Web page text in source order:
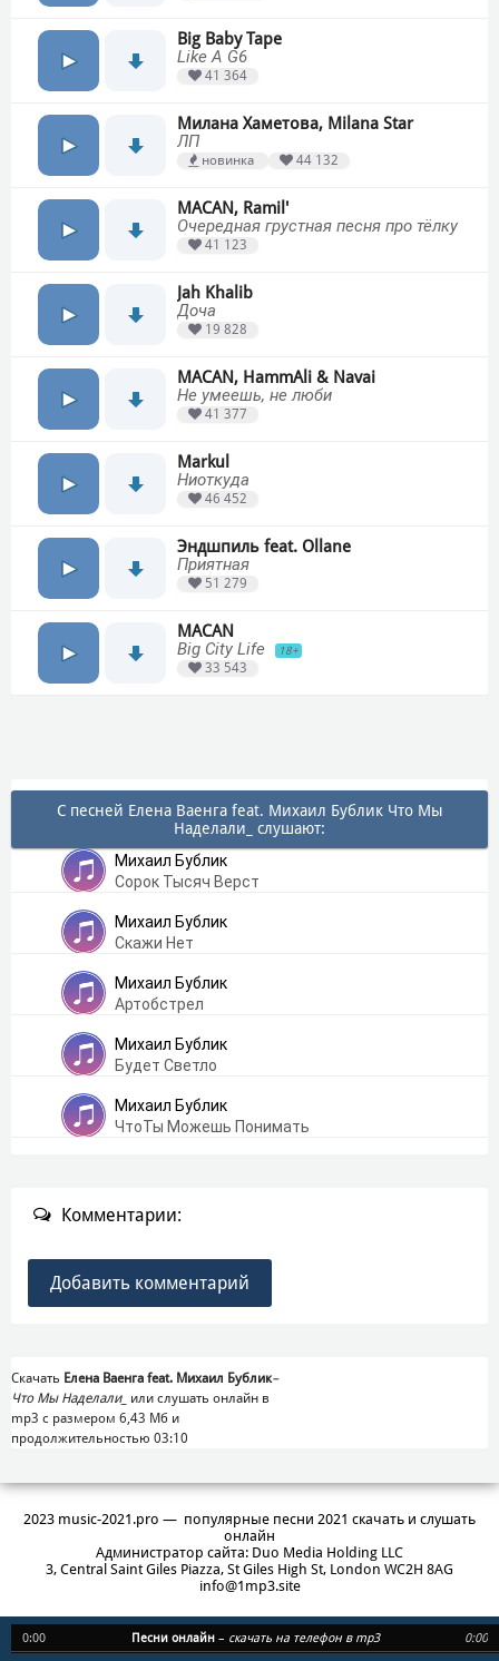
Big Baby Tape
Like A G6
41 364
Милана Хаметова, Milana Star
ЛП
новинка 44 132
MACAN, Ramil'
Очередная грустная песня про тёлку
41 123
Jah Khalib
Доча
19 828
MACAN, HammAli & Navai
Не умеешь, не люби
41 377
Markul
Ниоткуда
46 452
Эндшпиль feat. Ollane
Приятная
51 279
MACAN
Big City Life
18+
33 543
С песней Елена Ваенга feat. Михаил Бублик Что Мы
Наделали_ слушают:
Михаил Бублик
Сорок Тысяч Верст
Михаил Бублик
Скажи Нет
Михаил Бублик
Артобстрел
Михаил Бублик
Будет Светло
Михаил Бублик
ЧтоТы Можешь Понимать
Комментарии:
Добавить комментарий
Скачать Елена Ваенга feat. Михаил Бублик–
Что Мы Наделали_ или слушать онлайн в
mp3 с размером 6,43 Mб и
продолжительностью 03:10
2023 music-2021.pro — популярные песни 2021 скачать и слушать
онлайн
Администратор сайта: Duo Media Holding LLC
3, Central Saint Giles Piazza, St Giles High St, London WC2H 8AG
info@1mp3.site
0:00 0:00
Песни онлайн – скачать на телефон в mp3